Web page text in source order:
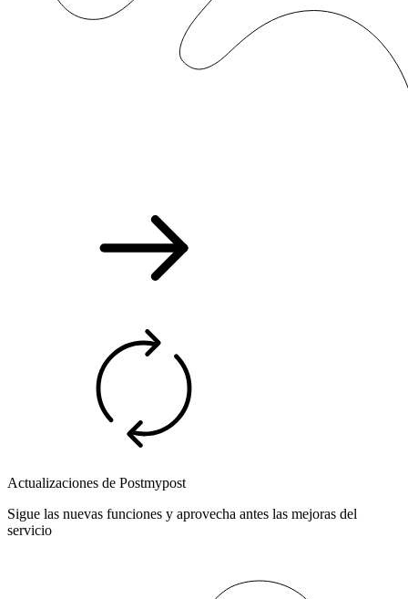
Actualizaciones de Postmypost
Sigue las nuevas funciones y aprovecha antes las mejoras del
servicio